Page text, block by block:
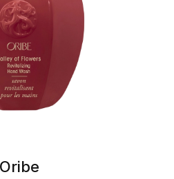
Oribe